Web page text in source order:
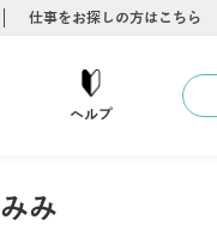
仕事をお探しの方はこちら
ヘルプ
みみ